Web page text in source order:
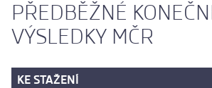
PŘEDBĚŽNÉ
VÝSLEDKY MČR
KE STAŽENÍ